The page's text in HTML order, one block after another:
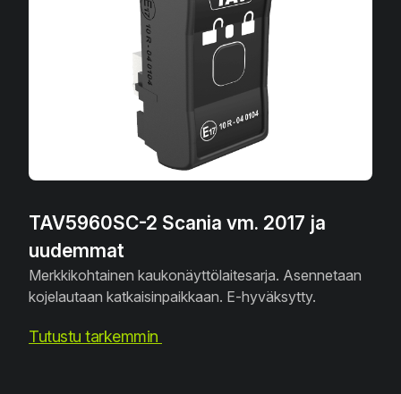
TAV5960SC-2 Scania vm. 2017 ja
uudemmat
Merkkikohtainen kaukonäyttölaitesarja. Asennetaan
kojelautaan katkaisinpaikkaan. E-hyväksytty.
Tutustu tarkemmin